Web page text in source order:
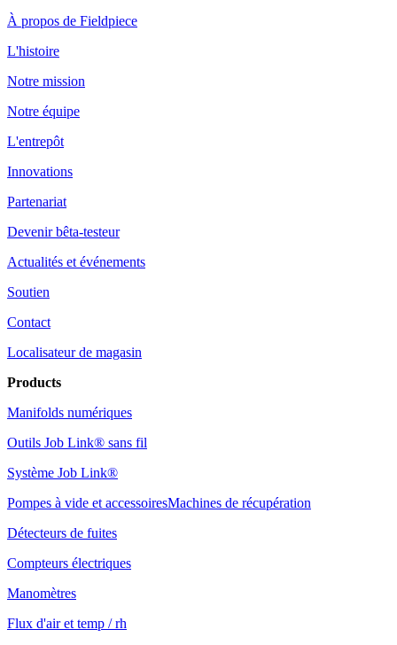
À propos de Fieldpiece
L'histoire
Notre mission
Notre équipe
L'entrepôt
Innovations
Partenariat
Devenir bêta-testeur
Actualités et événements
Soutien
Contact
Localisateur de magasin
Products
Manifolds numériques
Outils Job Link® sans fil
Système Job Link®
Pompes à vide et accessoiresMachines de récupération
Détecteurs de fuites
Compteurs électriques
Manomètres
Flux d'air et temp / rh